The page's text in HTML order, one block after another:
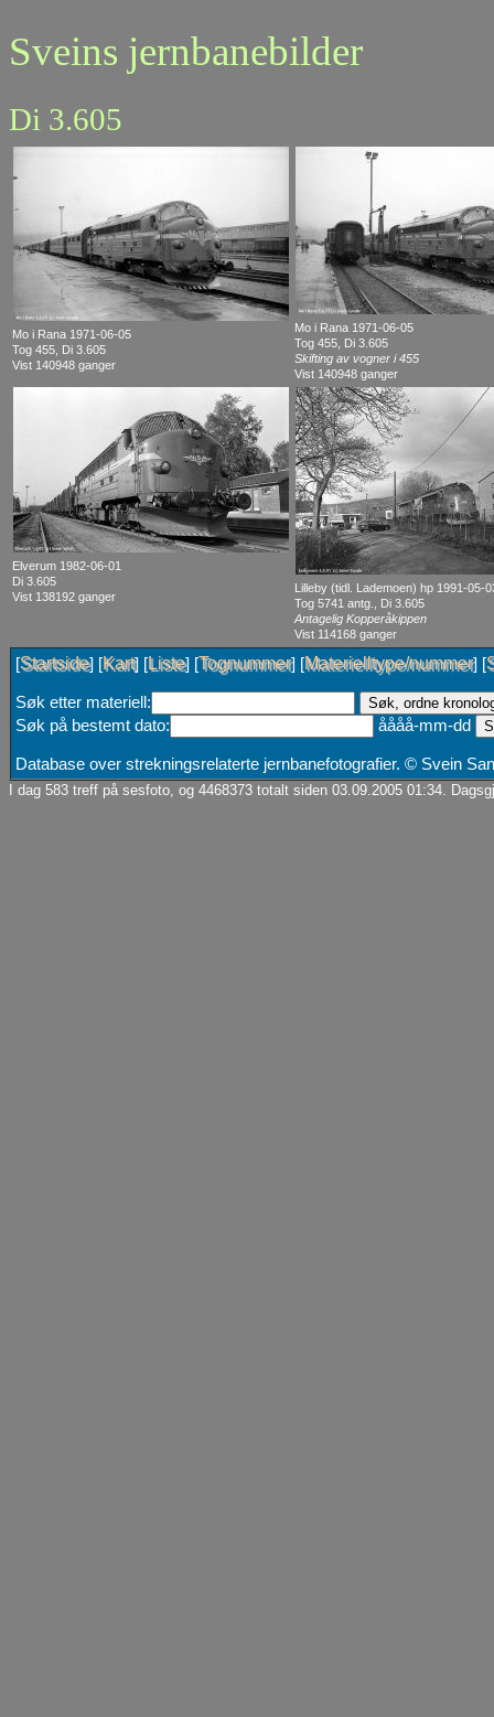
Sveins jernbanebilder
Di 3.605
Mo i Rana 1971-06-05
Tog 455, Di 3.605
Vist 140948 ganger
Mo i Rana 1971-06-05
Tog 455, Di 3.605
Skifting av vogner i 455
Vist 140948 ganger
Elverum 1982-06-01
Di 3.605
Vist 138192 ganger
Lilleby (tidl. Lademoen) hp 1991-05-
Tog 5741 antg., Di 3.605
Antagelig Kopperåkippen
Vist 114168 ganger
[Startside] [Kart] [Liste] [Tognummer] [Materielltype/nummer] [
Søk etter materiell:
Søk på bestemt dato:
åååå-mm-dd
Database over strekningsrelaterte jernbanefotografier. © Svein
I dag 583 treff på sesfoto, og 4468373 totalt siden 03.09.2005 01:34.